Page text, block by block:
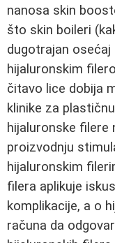
nanosa skin
što skin boileri
dugotrajan osećaj
hijaluronskim
čitavo lice dobija
klinike za
hijaluronske filere
proizvodnju
hijaluronskim
filera aplikuje
komplikacije, a o
računa da